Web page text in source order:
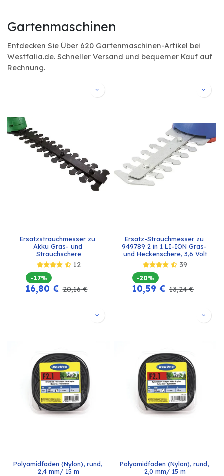
Gartenmaschinen
Entdecken Sie Über 620 Gartenmaschinen-Artikel bei
Westfalia.de. Schneller Versand und bequemer Kauf auf
Rechnung.
Ersatzstrauchmesser zu
Akku Gras- und
Strauchschere
12
-17%
16,80 € 20,16€
Ersatz-Strauchmesser zu
949789 2 in 1 LI-ION Gras-
und Heckenschere, 3,6 Volt
39
-20%
10,59 € 13,24€
Polyamidfaden (Nylon), rund,
2,4 mm/ 15 m
Polyamidfaden (Nylon), rund,
2,0 mm/ 15 m